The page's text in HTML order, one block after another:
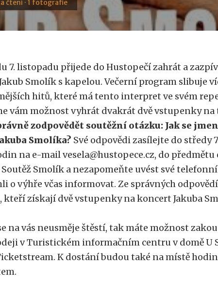
čtení · 1 fotografie
7. listopadu přijede do Hustopečí zahrát a
Smolík s kapelou. Večerní program slibuje
hitů, které má tento interpret ve svém
vám možnost vyhrát dvakrát dvě vstupenky
zodpovědět soutěžní otázku: Jak se
Smolíka? Své odpovědi zasílejte do středy
na e-mail vesela@hustopece.cz, do
Smolík a nezapomeňte uvést své
o výhře včas informovat. Ze správných
kteří získají dvě vstupenky na koncert Jakuba
na vás neusměje štěstí, tak máte možnost
v Turistickém informačním centru v domě U
K dostání budou také na místě